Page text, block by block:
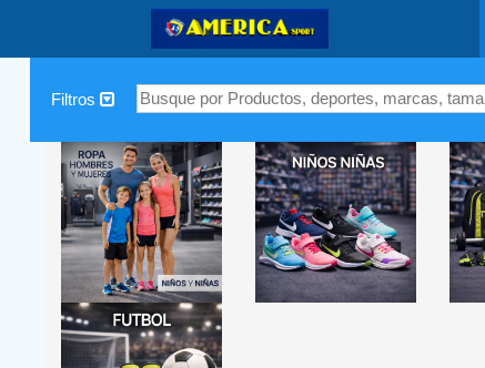
Filtros